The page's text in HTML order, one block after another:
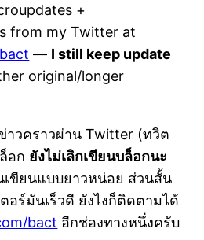
+
from my Twitter at
— I still keep update
original/longer
าวคราวผ่าน Twitter (ทวิต
อก ยังไม่เลิกเขียนบล็อกนะ
เขียนแบบยาวหน่อย ส่วนสั้น
อร์มันเร็วดี ยังไงก็ติดตามได้
bact อีกช่องทางหนึ่งครับ